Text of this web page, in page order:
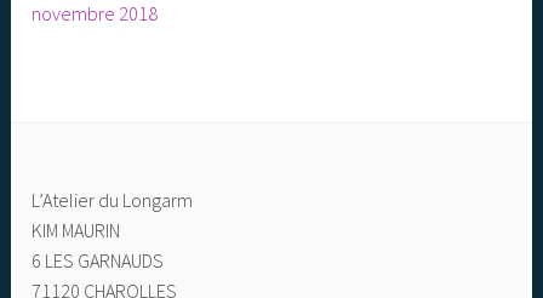
novembre 2018
L’Atelier du Longarm
KIM MAURIN
6 LES GARNAUDS
71120 CHAROLLES